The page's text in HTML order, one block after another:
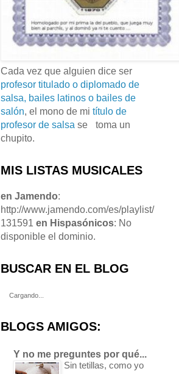
Cada vez que alguien dice ser
profesor titulado o diplomado de
salsa, bailes latinos o bailes de
salón, el mono de mi título de
profesor de salsa se
toma un
chupito.
MIS LISTAS MUSICALES
en Jamendo:
http://www.jamendo.com/es/playlist/
131591 en Hispasónicos: No
disponible el dominio.
BUSCAR EN EL BLOG
Cargando...
BLOGS AMIGOS:
Y no me preguntes por qué...
Sin tetillas, como yo